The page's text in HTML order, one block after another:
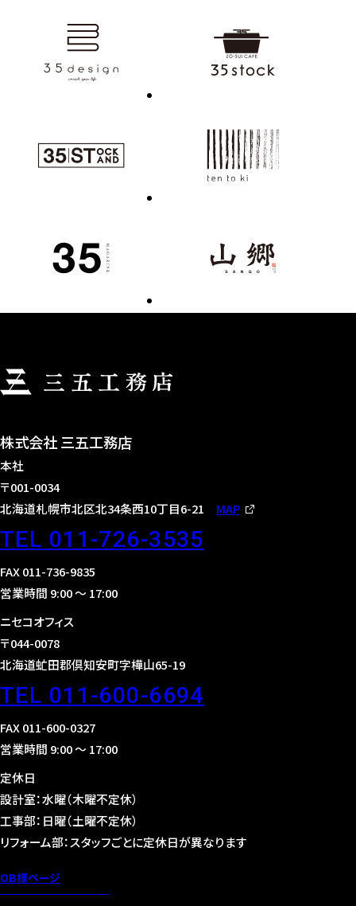
株式会社 三五工務店
本社
〒001-0034
北海道札幌市北区北34条西10丁目6-21
MAP
TEL 011-726-3535
FAX 011-736-9835
営業時間 9:00 〜 17:00
ニセコオフィス
〒044-0078
北海道虻田郡倶知安町字樺山65-19
TEL 011-600-6694
FAX 011-600-0327
営業時間 9:00 〜 17:00
定休日
設計室：水曜（木曜不定休）
工事部：日曜（土曜不定休）
リフォーム部：スタッフごとに定休日が異なります
OB様ページ